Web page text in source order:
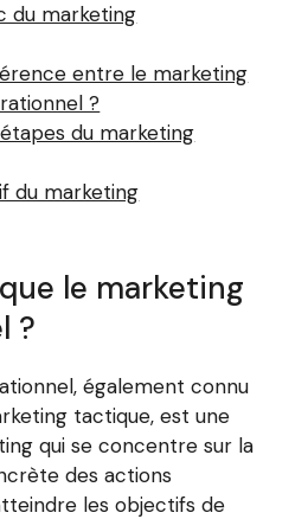
du marketing
entre le marketing
?
du marketing
du marketing
le marketing
?
également connu
tactique, est une
qui se concentre sur la
des actions
les objectifs de